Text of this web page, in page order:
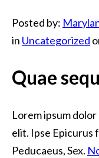
Posted by:
in Uncategorized
Quae
Lorem ipsum
elit. Ipse Epicurus
Peducaeus, Sex.